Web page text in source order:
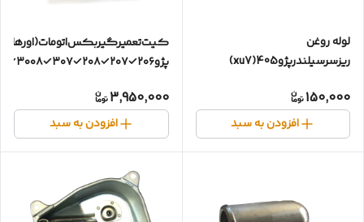
لوله روغن
ریزسرسیلندرپژو405(xu7)
150,000
افزودن به سبد
کیت‌تعمیر‌گیربکس‌اتومات(اورهال)
پژو۲۰۶✓۲۰۷✓۲۰۸✓۳۰۷✓۳۰۰۸✓AL4✓megan✓
3,950,000
افزودن به سبد